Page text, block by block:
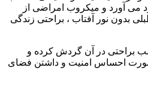
می آورد و میکروب امراضی از
بدون نور آفتاب ، براحتی زندگی
براحتی در آن گردش کرده و
صورت احساس امنیت و داشتن فضای